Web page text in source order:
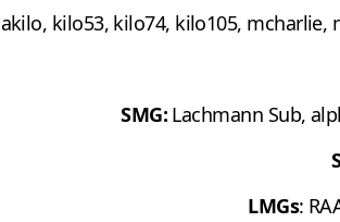
akilo, kilo53, kilo74, kilo105, mcharlie,
SMG: Lachmann Sub,
LMGs: